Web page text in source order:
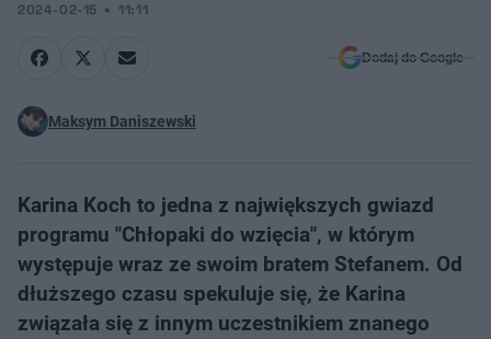
2024-02-15 11:11
Dodaj do Google
Maksym Daniszewski
Karina Koch to jedna z największych gwiazd
programu "Chłopaki do wzięcia", w którym
występuje wraz ze swoim bratem Stefanem. Od
dłuższego czasu spekuluje się, że Karina
związała się z innym uczestnikiem znanego